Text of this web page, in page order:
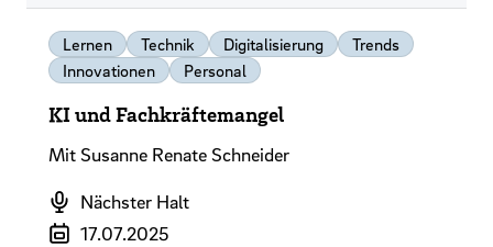
Lernen Technik Digitalisierung
Trends
Innovationen
Personal
KI und Fachkräftemangel
Mit Susanne Renate Schneider
PodcastNächster Halt
Veröffentlichungsdatum
17.07.2025